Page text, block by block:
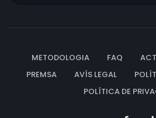
METODOLOGIA FAQ
PREMSA
AVÍS LEGAL
POLÍTICA DE